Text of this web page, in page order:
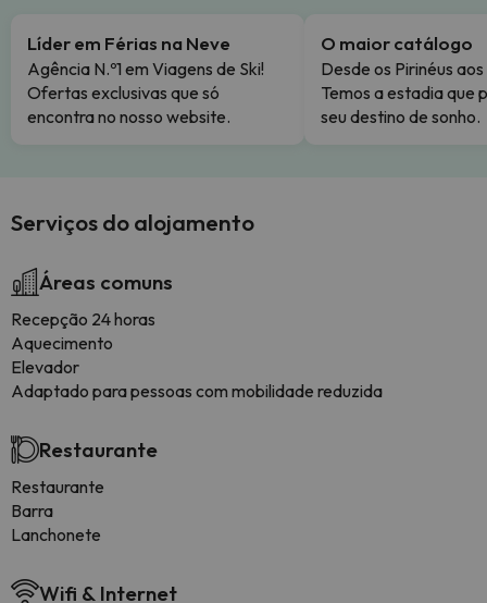
Líder em Férias na Neve
Agência N.º1 em Viagens de Ski!
Ofertas exclusivas que só
encontra no nosso website.
O maior catálogo
Desde os Pirinéus
Temos a estadia que
seu destino de sonho.
Serviços do alojamento
Áreas comuns
Recepção 24 horas
Aquecimento
Elevador
Adaptado para pessoas com mobilidade reduzida
Restaurante
Restaurante
Barra
Lanchonete
Wifi & Internet